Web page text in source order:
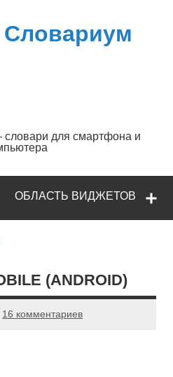
Словариум
словари для смартфона и
ОБЛАСТЬ ВИДЖЕТОВ
(ANDROID)
16 комментариев